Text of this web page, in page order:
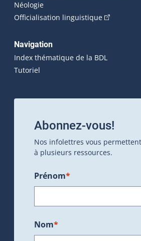
Néologie
Officialisation linguistique(Cet
Navigation
Index thématique de la BDL
Tutoriel
Abonnez-vous!
Nos infolettres vous permettent
à plusieurs ressources.
Prénom*
Nom*